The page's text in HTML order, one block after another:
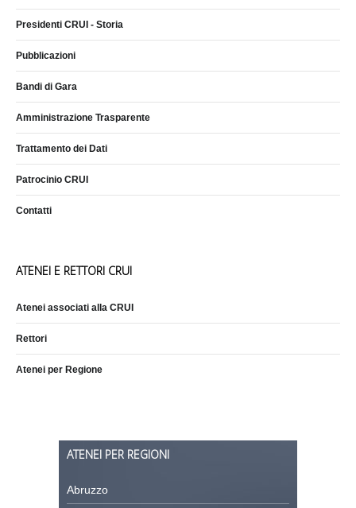
Presidenti CRUI - Storia
Pubblicazioni
Bandi di Gara
Amministrazione Trasparente
Trattamento dei Dati
Patrocinio CRUI
Contatti
ATENEI E RETTORI CRUI
Atenei associati alla CRUI
Rettori
Atenei per Regione
ATENEI PER REGIONI
Abruzzo